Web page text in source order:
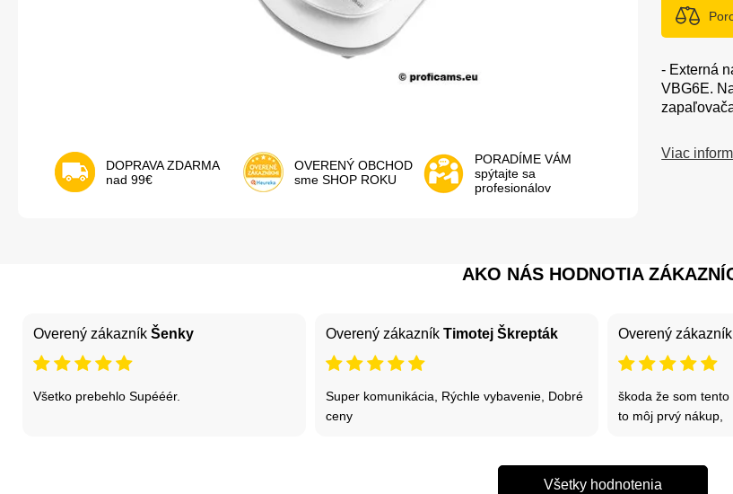
DOPRAVA ZDARMA
nad 99€
OVERENÝ OBCHOD
sme SHOP ROKU
PORADÍME VÁM
spýtajte sa
profesionálov
- Externá
VBG6E.
Viac
AKO NÁS HODNOTIA
Overený zákazník Šenky
Všetko prebehlo Supééér.
Overený zákazník Timotej Škrepták
Super komunikácia, Rýchle vybavenie, Dobré
ceny
Overený zákazník
škoda že som
to môj prvý nákup,
Všetky hodnotenia